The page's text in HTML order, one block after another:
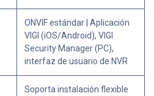
ONVIF estándar | Aplicación
VIGI (iOS/Android), VIGI
Security Manager (PC),
interfaz de usuario de NVR
Soporta instalación flexible